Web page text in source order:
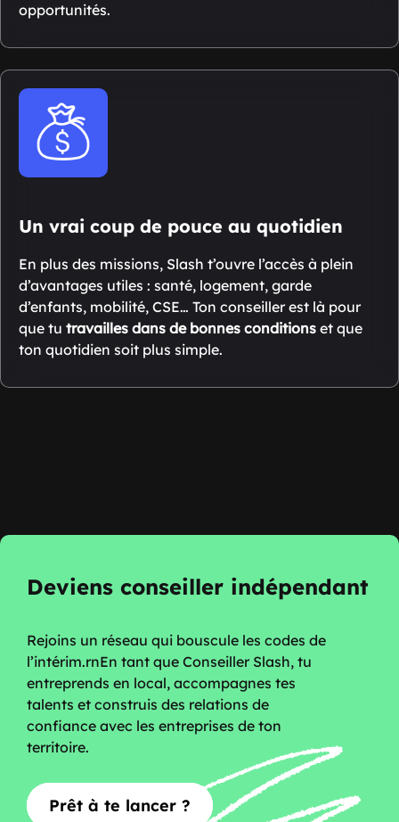
opportunités.
Un vrai coup de pouce au quotidien
En plus des missions, Slash t’ouvre l’accès à plein
d’avantages utiles : santé, logement, garde
d’enfants, mobilité, CSE… Ton conseiller est là pour
que tu travailles dans de bonnes conditions et que
ton quotidien soit plus simple.
Deviens conseiller indépendant
Rejoins un réseau qui bouscule les codes de
l’intérim.rnEn tant que Conseiller Slash, tu
entreprends en local, accompagnes tes
talents et construis des relations de
confiance avec les entreprises de ton
territoire.
Prêt à te lancer ?